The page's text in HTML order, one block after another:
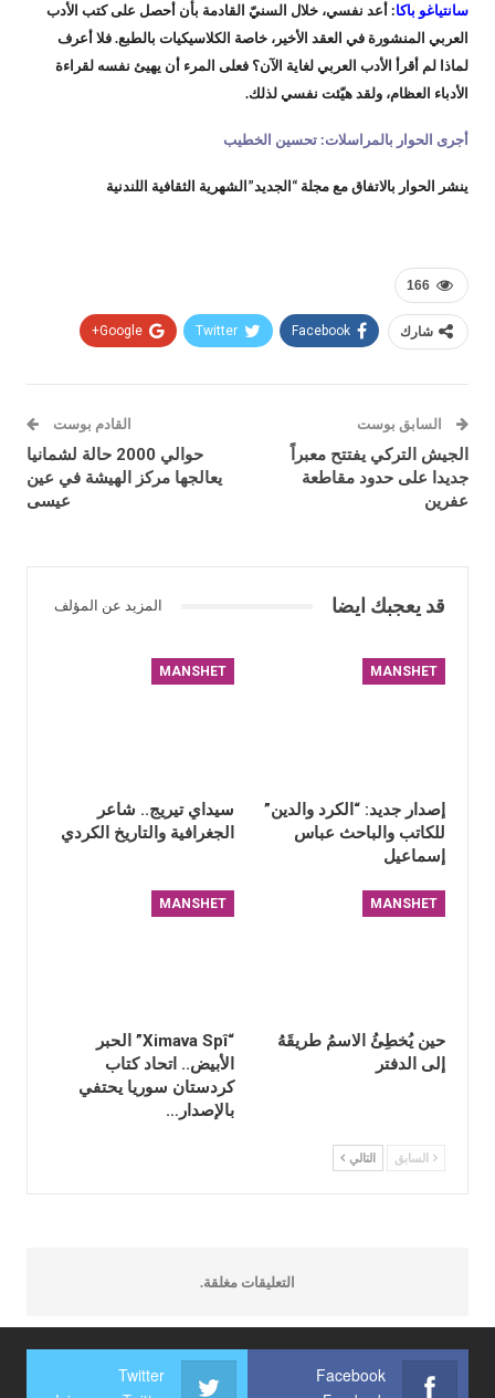
سانتياغو باكا: أعد نفسي، خلال السنيّ القادمة بأن أحصل على كتب الأدب
العربي المنشورة في العقد الأخير، خاصة الكلاسيكيات بالطبع. فلا أعرف
لماذا لم أقرأ الأدب العربي لغاية الآن؟ فعلى المرء أن يهيئ نفسه لقراءة
الأدباء العظام، ولقد هيّئت نفسي لذلك.
أجرى الحوار بالمراسلات: تحسين الخطيب
ينشر الحوار بالاتفاق مع مجلة “الجديد”الشهرية الثقافية اللندنية
166
شارك Facebook
Twitter
Google+
السابق بوست
الجيش التركي يفتتح معبراً
جديدا على حدود مقاطعة
عفرين
القادم بوست
حوالي 2000 حالة لشمانيا
يعالجها مركز الهيشة في عين
عيسى
قد يعجبك ايضا المزيد عن المؤلف
MANSHET
إصدار جديد: “الكرد والدين”
للكاتب والباحث عباس
إسماعيل
MANSHET
سيداي تيريج.. شاعر
الجغرافية والتاريخ الكردي
MANSHET
حين يُخطِئُ الاسمُ طريقَهُ
إلى الدفتر
MANSHET
“Ximava Spî” الحبر
الأبيض.. اتحاد كتاب
كردستان سوريا يحتفي
بالإصدار…
السابق التالي
التعليقات مغلقة.
Facebook
Twitter